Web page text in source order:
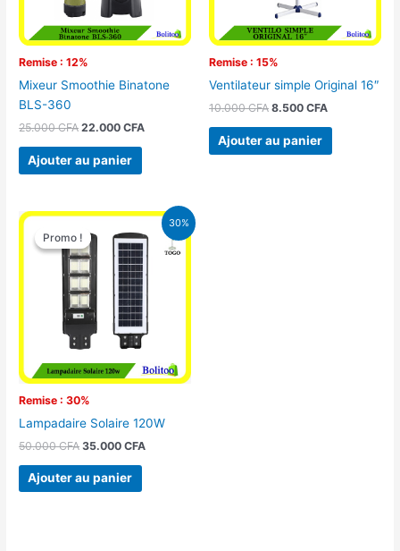
Remise : 12%
Mixeur Smoothie Binatone
BLS-360
25.000CFA 22.000CFA
Ajouter au panier
Remise : 15%
Ventilateur simple Original 16″
10.000CFA 8.500 CFA
Ajouter au panier
30%
Promo !
Remise : 30%
Promo !
Lampadaire Solaire 120W
50.000CFA
Le
prix
initial
était :
50.000 CFA.
35.000CFA
Le
prix
actuel
est :
35.000 CFA.
Ajouter au panier